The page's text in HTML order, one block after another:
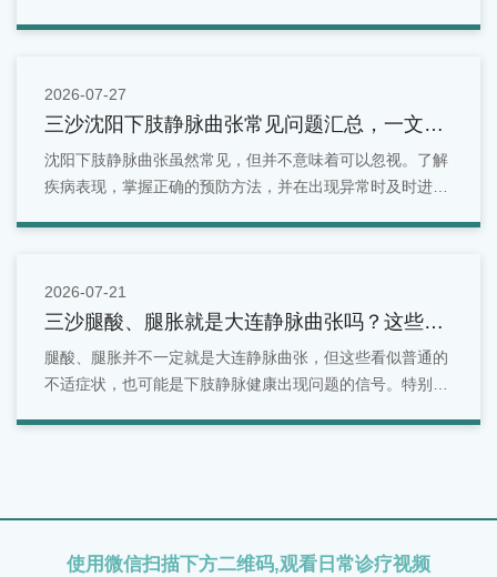
2026-07-27
三沙沈阳下肢静脉曲张常见问题汇总，一文看
懂
沈阳下肢静脉曲张虽然常见，但并不意味着可以忽视。了解
疾病表现，掌握正确的预防方法，并在出现异常时及时进行
2026-07-21
三沙腿酸、腿胀就是大连静脉曲张吗？这些症
状别忽视
腿酸、腿胀并不一定就是大连静脉曲张，但这些看似普通的
不适症状，也可能是下肢静脉健康出现问题的信号。特别是
使用微信扫描下方二维码,观看日常诊疗视频